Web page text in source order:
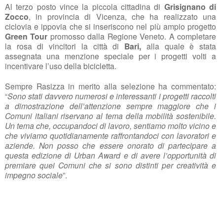
Al terzo posto vince la piccola cittadina di Grisignano di
Zocco, in provincia di Vicenza, che ha realizzato una
ciclovia e ippovia che si inseriscono nel più ampio progetto
Green Tour promosso dalla Regione Veneto. A completare
la rosa di vincitori la città di Bari, alla quale è stata
assegnata una menzione speciale per i progetti volti a
incentivare l’uso della bicicletta.
Sempre Rasizza in merito alla selezione ha commentato:
“Sono stati davvero numerosi e interessanti i progetti raccolti
a dimostrazione dell’attenzione sempre maggiore che i
Comuni italiani riservano al tema della mobilità sostenibile.
Un tema che, occupandoci di lavoro, sentiamo molto vicino e
che viviamo quotidianamente raffrontandoci con lavoratori e
aziende. Non posso che essere onorato di partecipare a
questa edizione di Urban Award e di avere l’opportunità di
premiare quei Comuni che si sono distinti per creatività e
impegno sociale”.